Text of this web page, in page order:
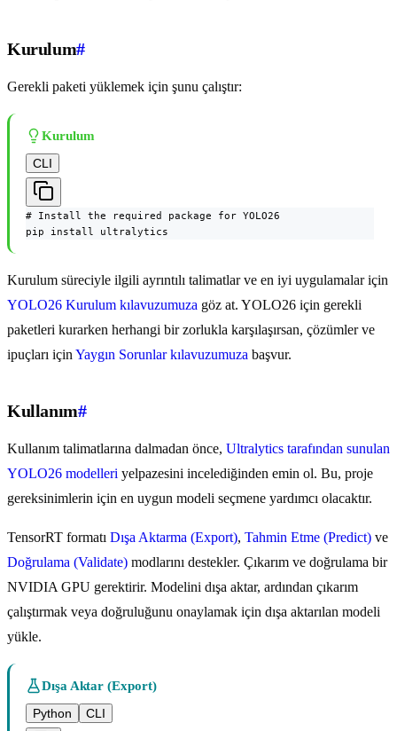
Kurulum#
Gerekli paketi yüklemek için şunu çalıştır:
Kurulum
CLI
# Install the required package for YOLO26
pip install ultralytics
Kurulum süreciyle ilgili ayrıntılı talimatlar ve en iyi uygulamalar için
YOLO26 Kurulum kılavuzumuza göz at. YOLO26 için gerekli
paketleri kurarken herhangi bir zorlukla karşılaşırsan, çözümler ve
ipuçları için Yaygın Sorunlar kılavuzumuza başvur.
Kullanım#
Kullanım talimatlarına dalmadan önce, Ultralytics tarafından sunulan
YOLO26 modelleri yelpazesini incelediğinden emin ol. Bu, proje
gereksinimlerin için en uygun modeli seçmene yardımcı olacaktır.
TensorRT formatı Dışa Aktarma (Export), Tahmin Etme (Predict) ve
Doğrulama (Validate) modlarını destekler. Çıkarım ve doğrulama bir
NVIDIA GPU gerektirir. Modelini dışa aktar, ardından çıkarım
çalıştırmak veya doğruluğunu onaylamak için dışa aktarılan modeli
yükle.
Dışa Aktar (Export)
Python
CLI